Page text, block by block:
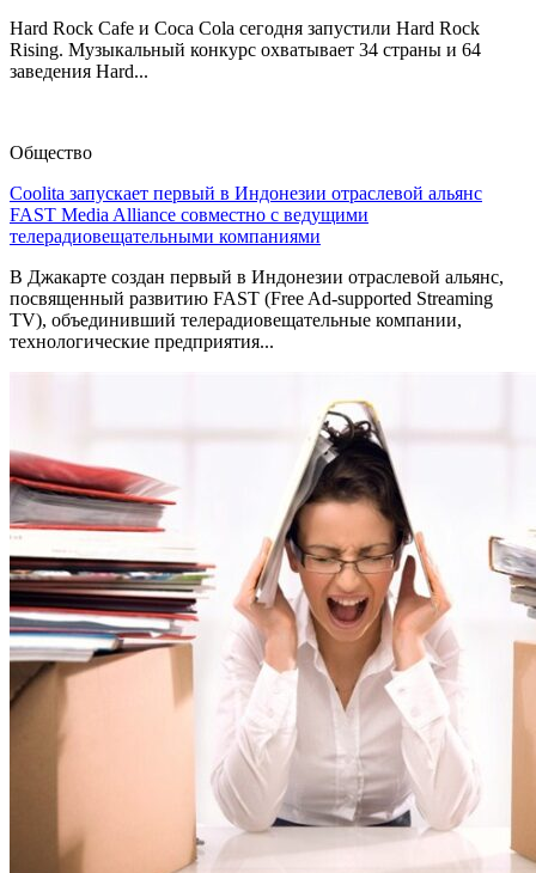
Hard Rock Cafe и Coca Cola сегодня запустили Hard Rock
Rising. Музыкальный конкурс охватывает 34 страны и 64
заведения Hard...
Общество
Coolita запускает первый в Индонезии отраслевой альянс
FAST Media Alliance совместно с ведущими
телерадиовещательными компаниями
В Джакарте создан первый в Индонезии отраслевой альянс,
посвященный развитию FAST (Free Ad-supported Streaming
TV), объединивший телерадиовещательные компании,
технологические предприятия...